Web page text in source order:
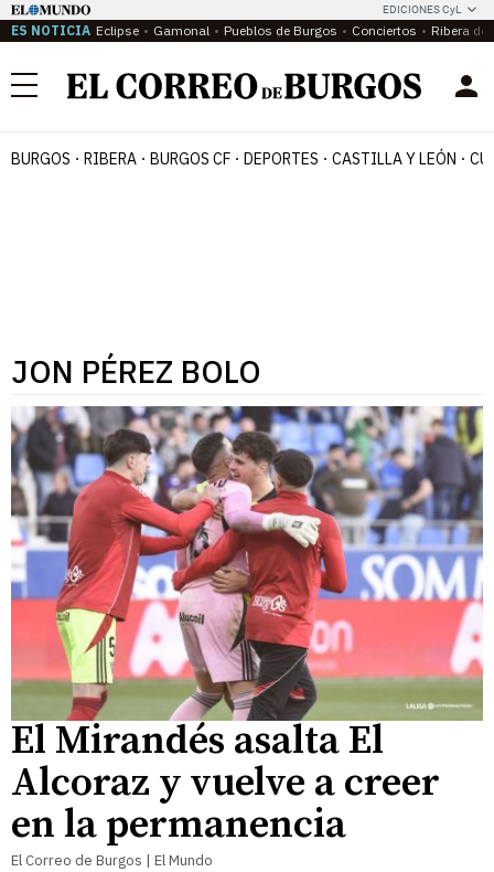
EDICIONES CyL
ES NOTICIA Eclipse Gamonal Pueblos de Burgos Conciertos Ribera del
Menú
BURGOS RIBERA BURGOS CF DEPORTES CASTILLA Y LEÓN
JON PÉREZ BOLO
El Mirandés asalta El
Alcoraz y vuelve a creer
en la permanencia
El Correo de Burgos | El Mundo